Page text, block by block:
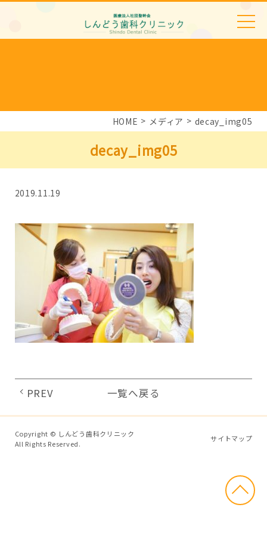
HOME メディア decay_img05
decay_img05
2019.11.19
PREV 一覧へ戻る
Copyright © しんどう歯科クリニック
All Rights Reserved.
サイトマップ